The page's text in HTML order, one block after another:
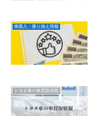
車購入・乗り換え情報
トヨタ車の車買取情報